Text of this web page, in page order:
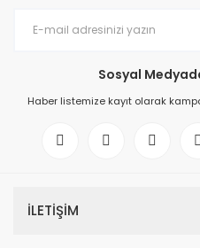
Sosyal
Haber listemize kayıt olarak
İLETİŞİM